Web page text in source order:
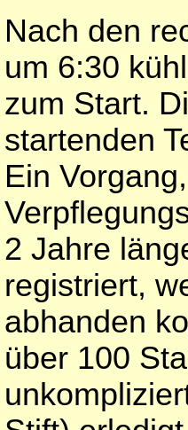
Nach den
um 6:30
zum Start.
startenden
Ein
2 Jahre
registriert,
abhanden
über 100